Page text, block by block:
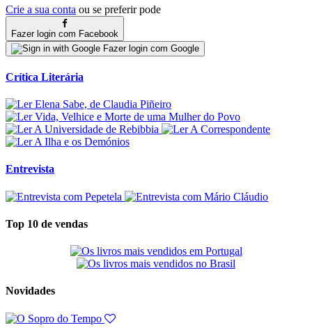
Crie a sua conta ou se preferir pode
Fazer login com Facebook
Fazer login com Google
Crítica Literária
Entrevista
Top 10 de vendas
Novidades